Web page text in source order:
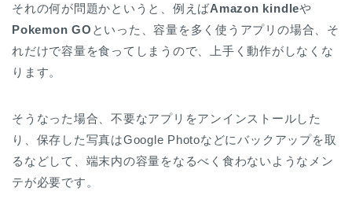
それの何が問題かというと、例えばAmazon kindleや
Pokemon GO といった、容量を多く使うアプリの場合、そ
れだけで容量を食ってしまうので、上手く動作がしなくな
ります。
そうなった場合、不要なアプリをアンインストールした
り、保存した写真はGoogle Photoなどにバックアップを取
るなどして、端末内の容量をなるべく食わないようなメン
テが必要です。